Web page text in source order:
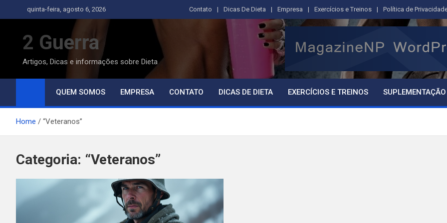
to
quinta-feira, agosto 6, 2026 Contato Dicas De Dieta Empresa Exercícios e Treinos Política de
2 Guerra
Artigos, Dicas e informações sobre Dieta
QUEM SOMOS EMPRESA CONTATO DICAS DE DIETA EXERCÍCIOS E TREINOS SUPLEMENTAÇÃO
Home “Veteranos”
Categoria: “Veteranos”